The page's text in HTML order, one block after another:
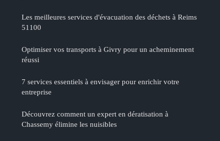
Les meilleures services d'évacuation des déchets à Reims
51100
Optimiser vos transports à Givry pour un acheminement
réussi
7 services essentiels à envisager pour enrichir votre
entreprise
Découvrez comment un expert en dératisation à
Chassemy élimine les nuisibles